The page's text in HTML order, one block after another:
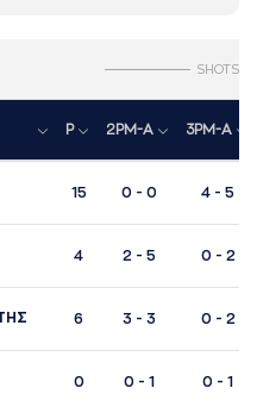
SHOTS
P 2PM-A 3PM-A
15 0 - 0 4 - 5
4 2 - 5 0 - 2
6 3 - 3 0 - 2
0 0 - 1 0 - 1